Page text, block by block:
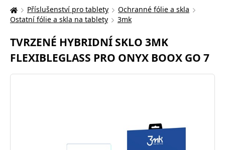
Zde
nacházíte:
Příslušenství pro tablety
Ochranné fólie a skla
Ostatní fólie a skla na tablety
3mk
TVRZENÉ HYBRIDNÍ SKLO 3MK
FLEXIBLEGLASS PRO ONYX BOOX GO 7